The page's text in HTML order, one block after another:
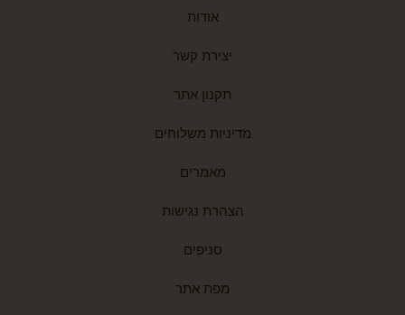
אודות
יצירת קשר
תקנון אתר
מדיניות משלוחים
מאמרים
הצהרת נגישות
סניפים
מפת אתר